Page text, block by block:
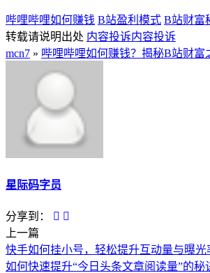
哔哩哔哩如何赚钱 B站盈利模式 B站财富
转载请说明出处 内容投诉内容投诉
mcn7 » 哔哩哔哩如何赚钱？揭秘B站财富
星际码字员
分享到：
上一篇
快手如何挂小号，轻松提升互动量与曝光
如何快速提升“今日头条文章阅读量”的秘